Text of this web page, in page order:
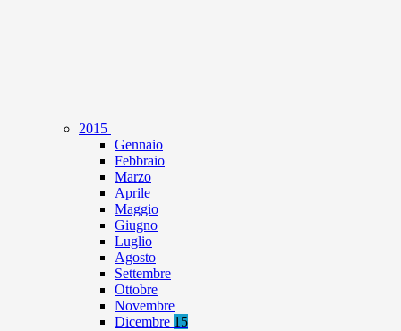
2015
Gennaio
Febbraio
Marzo
Aprile
Maggio
Giugno
Luglio
Agosto
Settembre
Ottobre
Novembre
Dicembre 15